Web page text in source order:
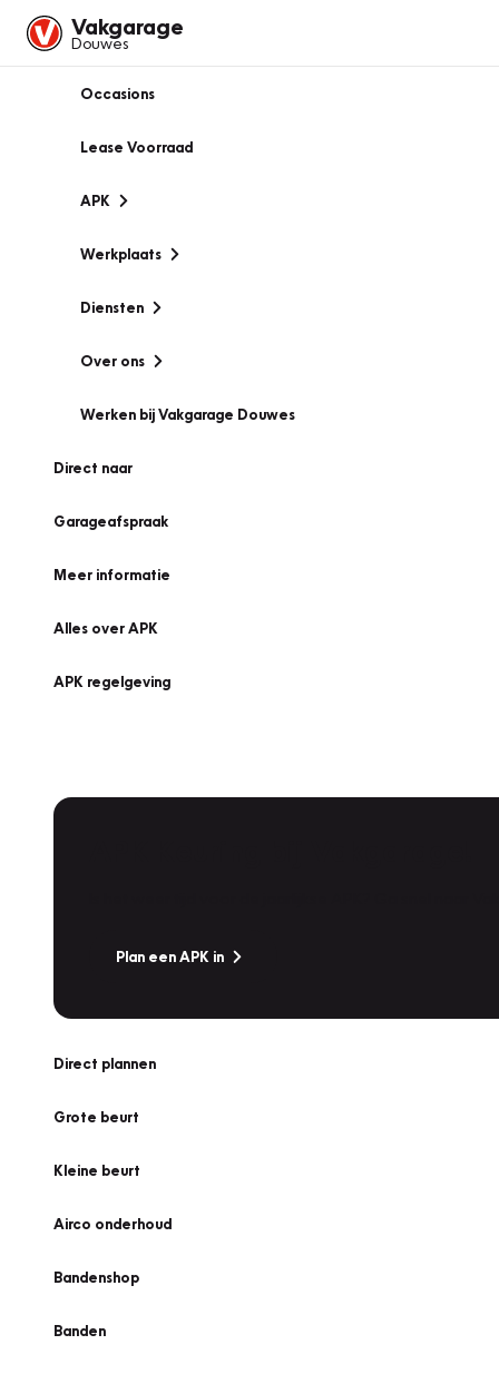
Vakgarage
Douwes
Occasions
Lease Voorraad
APK
Werkplaats
Diensten
Over ons
Werken bij Vakgarage Douwes
Direct naar
Garageafspraak
Meer informatie
Alles over APK
APK regelgeving
Plan een APK in
Direct plannen
Grote beurt
Kleine beurt
Airco onderhoud
Bandenshop
Banden